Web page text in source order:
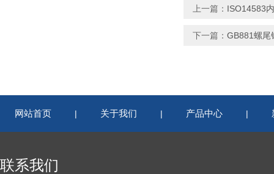
上一篇： ISO14583
下一篇： GB881螺尾
网站首页 | 关于我们 | 产品中心 |
联系我们